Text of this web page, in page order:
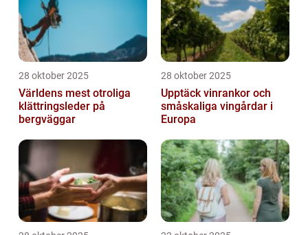
28 oktober 2025
Världens mest otroliga
klättringsleder på
bergväggar
28 oktober 2025
Upptäck vinrankor och
småskaliga vingårdar i
Europa